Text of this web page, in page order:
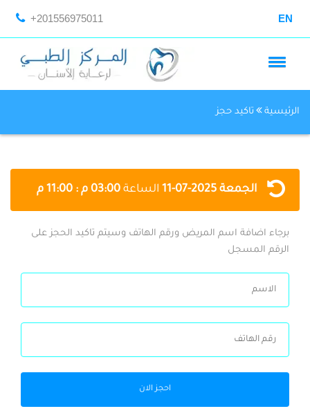
+201556975011 EN
الرئيسية تاكيد حجز
الجمعة 2025-07-11 الساعة 03:00 م : 11:00 م
برجاء اضافة اسم المريض ورقم الهاتف وسيتم تاكيد الحجز على
الرقم المسجل
احجز الان